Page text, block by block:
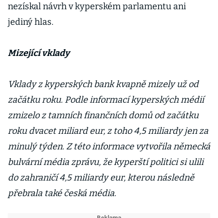
nezískal návrh v kyperském parlamentu ani
jediný hlas.
Mizející vklady
Vklady z kyperských bank kvapně mizely už od
začátku roku. Podle informací kyperských médií
zmizelo z tamních finančních domů od začátku
roku dvacet miliard eur, z toho 4,5 miliardy jen za
minulý týden. Z této informace vytvořila německá
bulvární média zprávu, že kyperští politici si ulili
do zahraničí 4,5 miliardy eur, kterou následně
přebrala také česká média.